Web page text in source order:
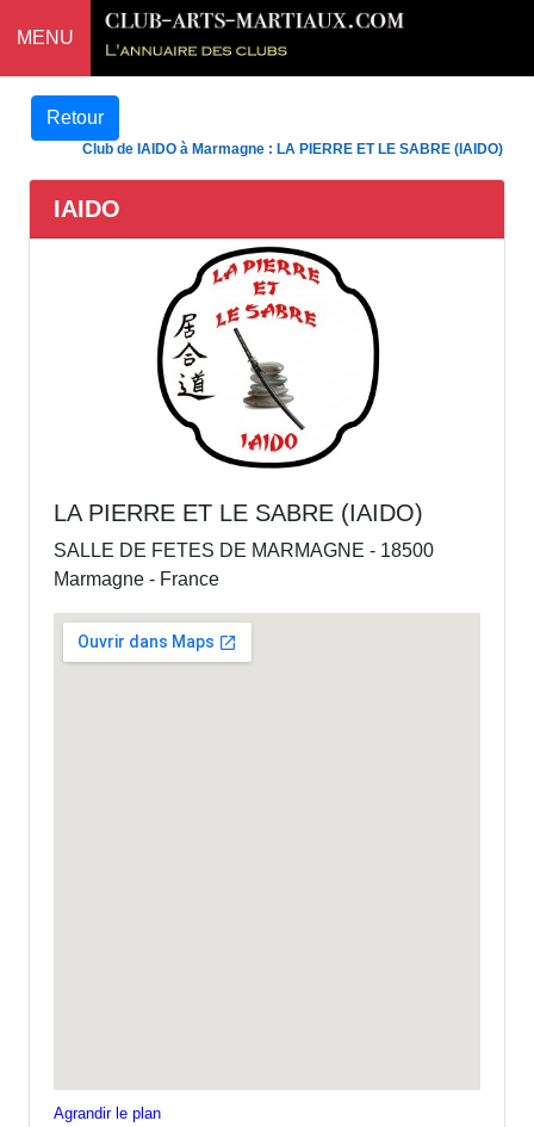
MENU
Retour
Club de IAIDO à Marmagne : LA PIERRE ET LE SABRE (IAIDO)
IAIDO
LA PIERRE ET LE SABRE (IAIDO)
SALLE DE FETES DE MARMAGNE - 18500
Marmagne - France
Agrandir le plan